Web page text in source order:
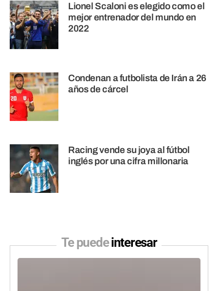
Lionel Scaloni es elegido como el
mejor entrenador del mundo en
2022
Condenan a futbolista de Irán a 26
años de cárcel
Racing vende su joya al fútbol
inglés por una cifra millonaria
Te puedeinteresar